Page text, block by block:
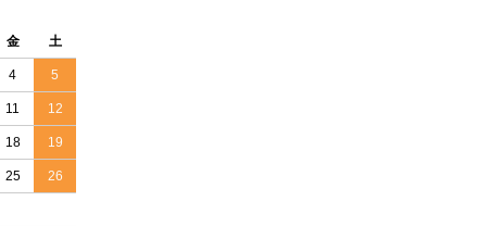
金 土
4 5
11 12
18 19
25 26